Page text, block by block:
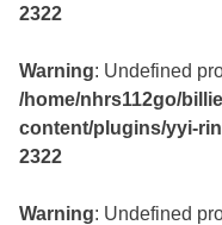
2322
Warning: Undefined
/home/nhrs112go/
content/plugins/yyi-
2322
Warning: Undefined